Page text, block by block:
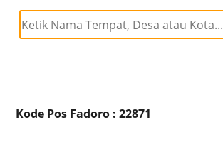
Kode Pos Fadoro : 22871